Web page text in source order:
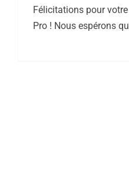
Félicitations pour
Pro ! Nous espérons